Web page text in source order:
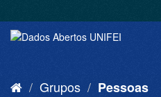
Grupos Pessoas